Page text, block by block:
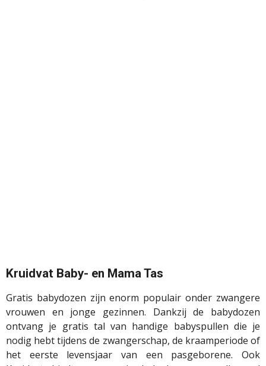
Kruidvat Baby- en Mama Tas
Gratis babydozen zijn enorm populair onder zwangere
vrouwen en jonge gezinnen. Dankzij de babydozen
ontvang je gratis tal van handige babyspullen die je
nodig hebt tijdens de zwangerschap, de kraamperiode of
het eerste levensjaar van een pasgeborene. Ook